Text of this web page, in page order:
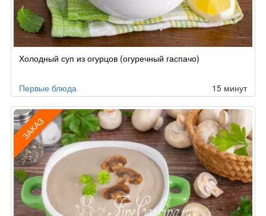
Холодный суп из огурцов (огуречный гаспачо)
Первые блюда 15 минут
ЗАКАЗ